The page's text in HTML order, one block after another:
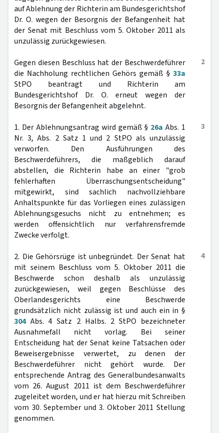
auf Ablehnung der Richterin am Bundesgerichtshof
Dr. O. wegen der Besorgnis der Befangenheit hat
der Senat mit Beschluss vom 5. Oktober 2011 als
unzulässig zurückgewiesen.
2
Gegen diesen Beschluss hat der Beschwerdeführer
die Nachholung rechtlichen Gehörs gemäß § 33a
StPO beantragt und Richterin am
Bundesgerichtshof Dr. O. erneut wegen der
Besorgnis der Befangenheit abgelehnt.
3
1. Der Ablehnungsantrag wird gemäß § 26a Abs. 1
Nr. 3, Abs. 2 Satz 1 und 2 StPO als unzulässig
verworfen. Den Ausführungen des
Beschwerdeführers, die maßgeblich darauf
abstellen, die Richterin habe an einer "grob
fehlerhaften Überraschungsentscheidung"
mitgewirkt, sind sachlich nachvollziehbare
Anhaltspunkte für das Vorliegen eines zulässigen
Ablehnungsgesuchs nicht zu entnehmen; es
werden offensichtlich nur verfahrensfremde
Zwecke verfolgt.
4
2. Die Gehörsrüge ist unbegründet. Der Senat hat
mit seinem Beschluss vom 5. Oktober 2011 die
Beschwerde schon deshalb als unzulässig
zurückgewiesen, weil gegen Beschlüsse des
Oberlandesgerichts eine Beschwerde
grundsätzlich nicht zulässig ist und auch ein in §
304Abs. 4 Satz 2 Halbs. 2 StPO bezeichneter
Ausnahmefall nicht vorlag. Bei seiner
Entscheidung hat der Senat keine Tatsachen oder
Beweisergebnisse verwertet, zu denen der
Beschwerdeführer nicht gehört wurde. Der
entsprechende Antrag des Generalbundesanwalts
vom 26. August 2011 ist dem Beschwerdeführer
zugeleitet worden, und er hat hierzu mit Schreiben
vom 30. September und 3. Oktober 2011 Stellung
genommen.